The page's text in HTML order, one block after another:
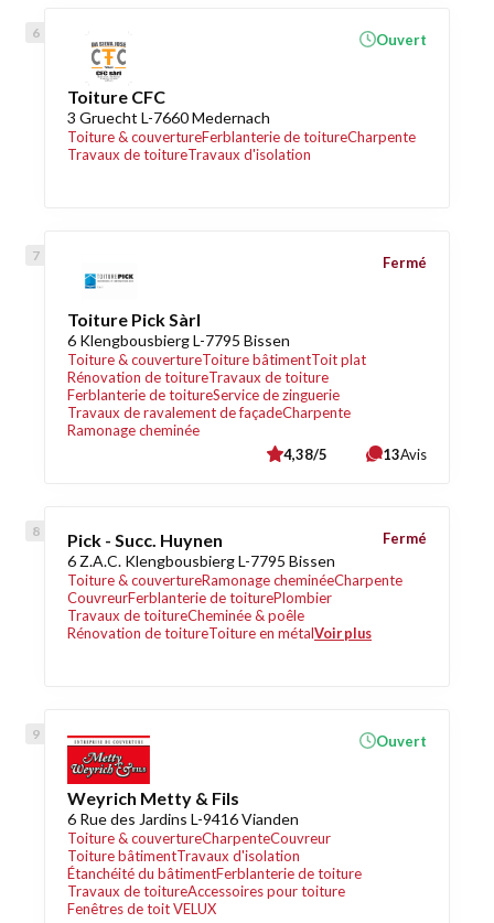
Toiture CFC
3 Gruecht L-7660 Medernach
Toiture & couvertureFerblanterie de toitureCharpente
Travaux de toitureTravaux d'isolation
Ouvert
Toiture Pick Sàrl
6 Klengbousbierg L-7795 Bissen
Toiture & couvertureToiture bâtimentToit plat
Rénovation de toitureTravaux de toiture
Ferblanterie de toitureService de zinguerie
Travaux de ravalement de façadeCharpente
Ramonage cheminée
Fermé
4,38/5 13Avis
Pick - Succ. Huynen
6 Z.A.C. Klengbousbierg L-7795 Bissen
Toiture & couvertureRamonage cheminéeCharpente
CouvreurFerblanterie de toiturePlombier
Travaux de toitureCheminée & poêle
Rénovation de toitureToiture en métalVoir plus
Fermé
Weyrich Metty & Fils
6 Rue des Jardins L-9416 Vianden
Toiture & couvertureCharpenteCouvreur
Toiture bâtimentTravaux d'isolation
Étanchéité du bâtimentFerblanterie de toiture
Travaux de toitureAccessoires pour toiture
Fenêtres de toit VELUX
Ouvert